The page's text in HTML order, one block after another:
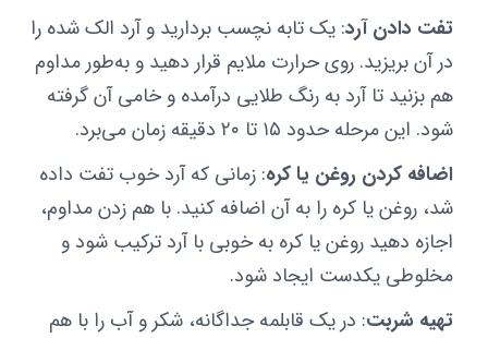
تفت دادن آرد: یک تابه نچسب بردارید و آرد الک شده را
در آن بریزید. روی حرارت ملایم قرار دهید و به‌طور مداوم
هم بزنید تا آرد به رنگ طلایی درآمده و خامی آن گرفته
شود. این مرحله حدود ۱۵ تا ۲۰ دقیقه زمان می‌برد.
اضافه کردن روغن یا کره: زمانی که آرد خوب تفت داده
شد، روغن یا کره را به آن اضافه کنید. با هم زدن مداوم،
اجازه دهید روغن یا کره به خوبی با آرد ترکیب شود و
مخلوطی یکدست ایجاد شود.
تهیه شربت: در یک قابلمه جداگانه، شکر و آب را با هم